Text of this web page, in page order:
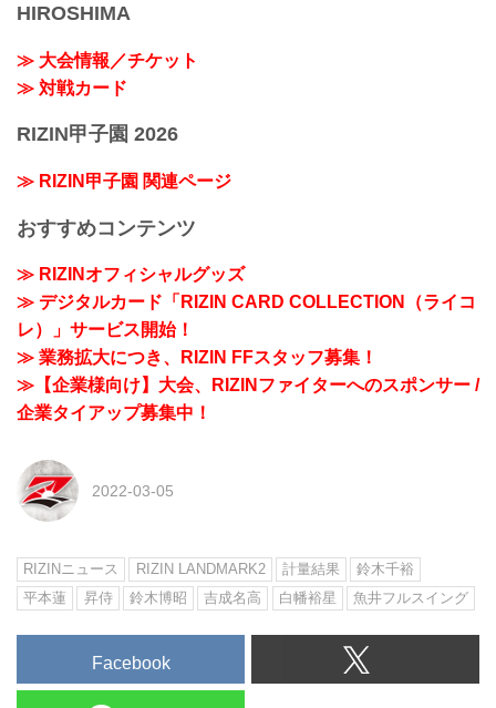
HIROSHIMA
≫ 大会情報／チケット
≫ 対戦カード
RIZIN甲子園 2026
≫ RIZIN甲子園 関連ページ
おすすめコンテンツ
≫ RIZINオフィシャルグッズ
≫ デジタルカード「RIZIN CARD COLLECTION（ライコ
レ）」サービス開始！
≫ 業務拡大につき、RIZIN FFスタッフ募集！
≫【企業様向け】大会、RIZINファイターへのスポンサー /
企業タイアップ募集中！
2022-03-05
RIZINニュース RIZIN LANDMARK2 計量結果
鈴木千裕
平本蓮
昇侍 鈴木博昭 吉成名高 白幡裕星 魚井フルスイング
Facebook